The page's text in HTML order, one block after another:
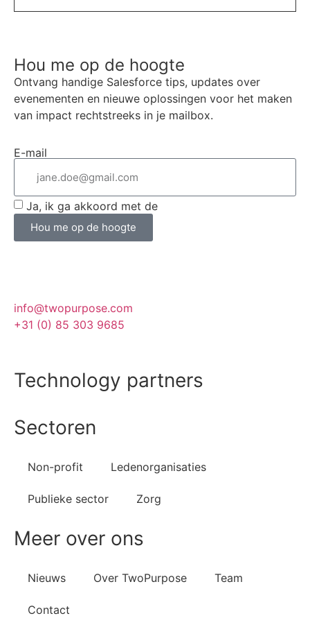
Hou me op de hoogte
Ontvang handige Salesforce tips, updates over
evenementen en nieuwe oplossingen voor het maken
van impact rechtstreeks in je mailbox.
E-mail
Ja, ik ga akkoord met de
Hou me op de hoogte
info@twopurpose.com
+31 (0) 85 303 9685
Technology partners
Salesforce Vera Solutions
Sectoren
Non-profit Ledenorganisaties
Publieke sector Zorg
Meer over ons
Nieuws Over TwoPurpose Team
Contact